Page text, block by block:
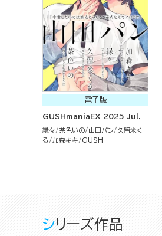
電子版
GUSHmaniaEX 2025 Jul.
縁々 茶色いの 山田パン
久留米く
る
加森キキ GUSH
シリーズ作品